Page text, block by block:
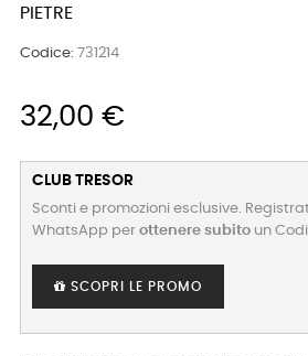
PIETRE
Codice: 731214
32,00 €
CLUB TRESOR
Sconti e promozioni esclusive.
WhatsApp per ottenere subito un
SCOPRI LE PROMO